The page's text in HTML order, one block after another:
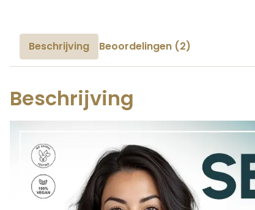
Beschrijving Beoordelingen (2)
Beschrijving